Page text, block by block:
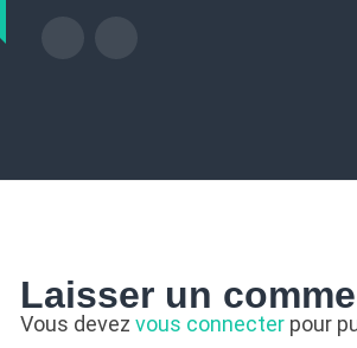
Laisser un
Vous devez vous connecterpour